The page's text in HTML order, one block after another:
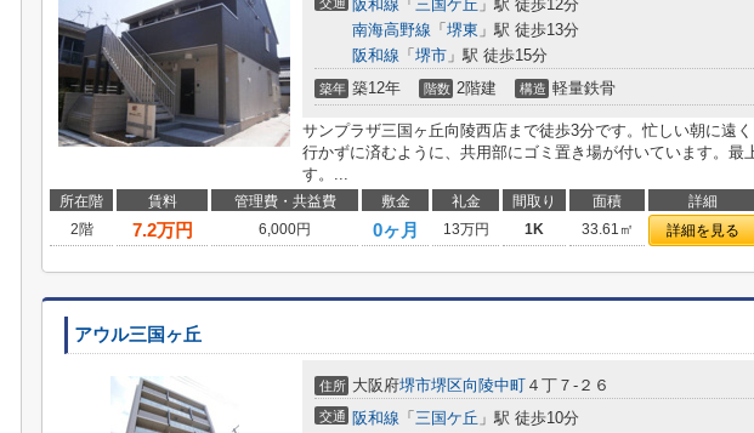
阪和線 「 三国ケ丘 」駅 徒歩12分
南海高野線 「 堺東 」駅 徒歩13分
阪和線 「 堺市 」駅 徒歩15分
築年 築12年 階数 2階建 構造 軽量鉄骨
サンプラザ三国ヶ丘向陵西店まで徒歩3分です。忙しい朝に遠
行かずに済むように、共用部にゴミ置き場が付いています。最
す。...
所在階 賃料 管理費・共益費 敷金 礼金 間取り 面積 詳細
2階
7.2万円 6,000円 0ヶ月 13万円 1K 33.61㎡ 詳細を見る
アウル三国ヶ丘
住所 大阪府堺市堺区向陵中町 ４丁７-２６
交通 阪和線 「 三国ケ丘 」駅 徒歩10分